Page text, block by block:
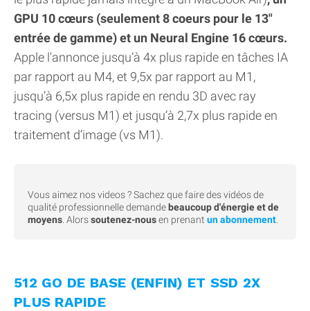
GPU 10 cœurs (seulement 8 coeurs pour le 13"
entrée de gamme) et un Neural Engine 16 cœurs.
Apple l'annonce jusqu’à 4x plus rapide en tâches IA
par rapport au M4, et 9,5x par rapport au M1,
jusqu’à 6,5x plus rapide en rendu 3D avec ray
tracing (versus M1) et jusqu’à 2,7x plus rapide en
traitement d’image (vs M1).
Vous aimez nos videos ? Sachez que faire des vidéos de
qualité professionnelle demande beaucoup d'énergie et de
moyens . Alorssoutenez-nousen prenant un abonnement
512 GO DE BASE (ENFIN) ET SSD 2X
PLUS RAPIDE